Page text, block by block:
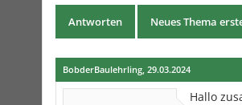
Antworten Neues Thema
BobderBaulehrling, 29.03.2024
Hallo